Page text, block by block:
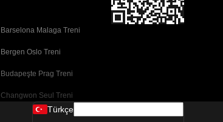
Barselona Malaga Treni
Bergen Oslo Treni
Budapeşte Prag Treni
Changwon Seul Treni
Türkçe